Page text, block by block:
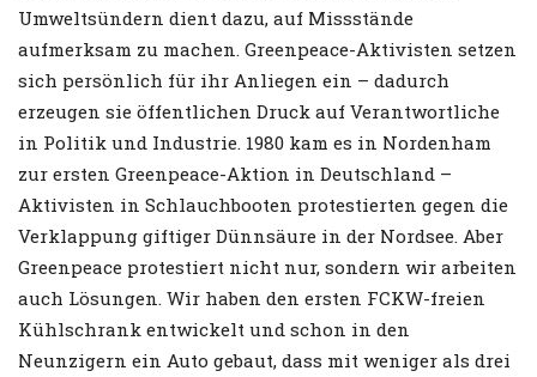
Umweltsündern dient dazu, auf Missstände
aufmerksam zu machen. Greenpeace-Aktivisten setzen
sich persönlich für ihr Anliegen ein – dadurch
erzeugen sie öffentlichen Druck auf Verantwortliche
in Politik und Industrie. 1980 kam es in Nordenham
zur ersten Greenpeace-Aktion in Deutschland –
Aktivisten in Schlauchbooten protestierten gegen die
Verklappung giftiger Dünnsäure in der Nordsee. Aber
Greenpeace protestiert nicht nur, sondern wir arbeiten
auch Lösungen. Wir haben den ersten FCKW-freien
Kühlschrank entwickelt und schon in den
Neunzigern ein Auto gebaut, dass mit weniger als drei